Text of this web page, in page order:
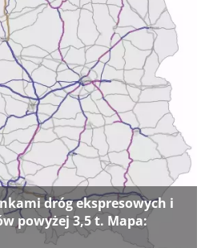
dróg ekspresowych i
powyżej 3,5 t. Mapa: